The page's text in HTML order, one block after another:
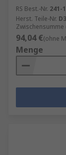
RS Best.-Nr. 241-
Herst. Teile-Nr.
Zwischensumme
94,04 €(ohne
Menge